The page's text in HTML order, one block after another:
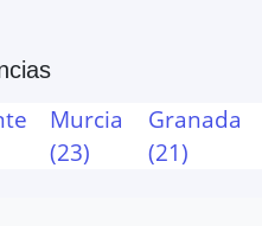
Murcia
(23)
Granada
(21)